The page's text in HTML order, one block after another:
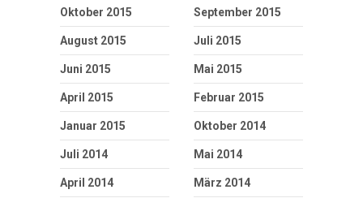
Oktober 2015 September 2015
August 2015 Juli 2015
Juni 2015 Mai 2015
April 2015 Februar 2015
Januar 2015 Oktober 2014
Juli 2014 Mai 2014
April 2014 März 2014